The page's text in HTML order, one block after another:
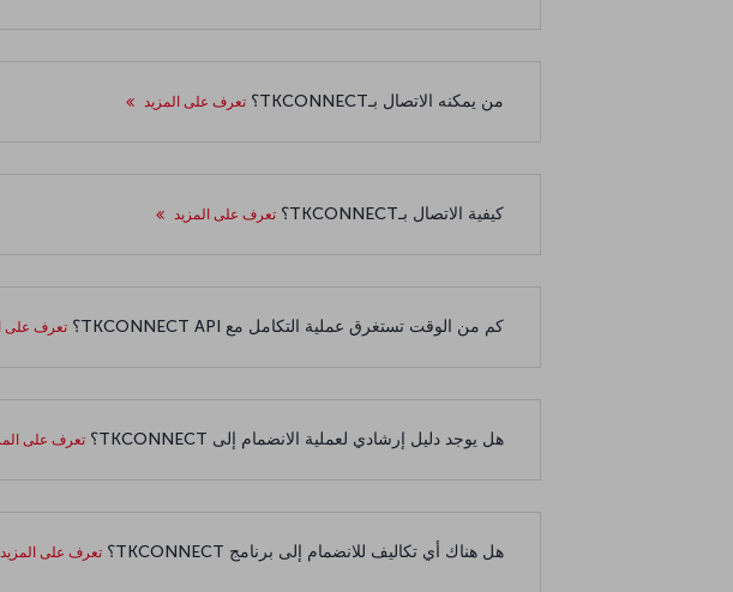
من يمكنه الاتصال بـTKCONNECT؟ تعرف على المزيد
كيفية الاتصال بـTKCONNECT؟ تعرف على المزيد
كم من الوقت تستغرق عملية التكامل مع TKCONNECT API؟ تعرف على
هل يوجد دليل إرشادي لعملية الانضمام إلى TKCONNECT؟ تعرف على
هل هناك أي تكاليف للانضمام إلى برنامج TKCONNECT؟ تعرف على المزيد